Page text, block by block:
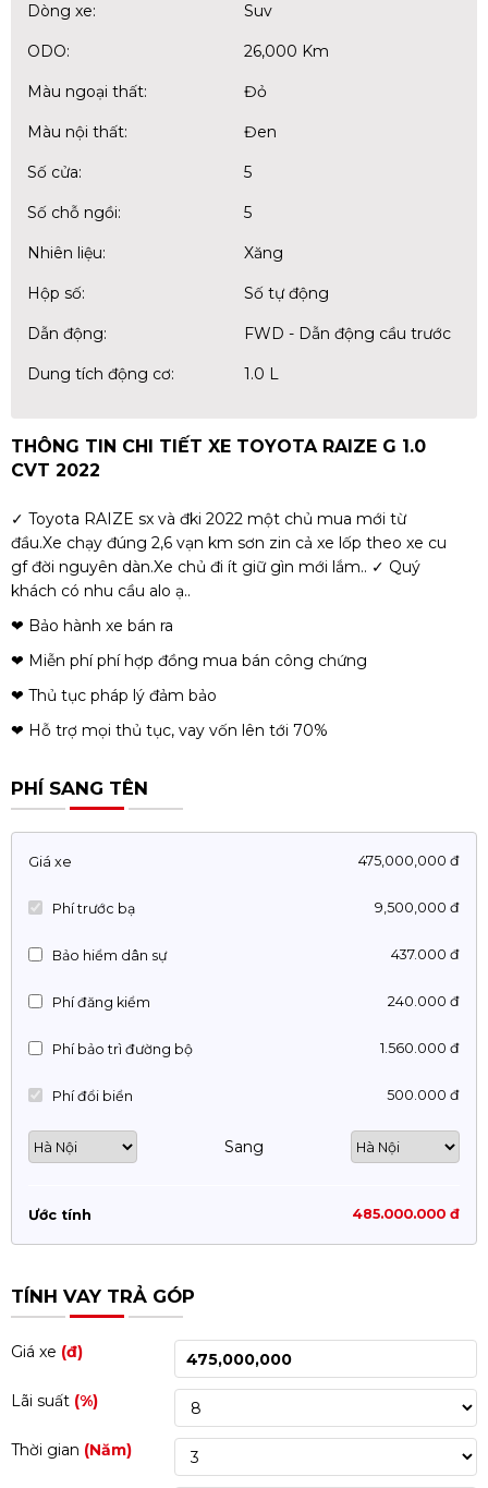
Dòng xe: Suv
ODO: 26,000 Km
Màu ngoại thất: Đỏ
Màu nội thất: Đen
Số cửa: 5
Số chỗ ngồi: 5
Nhiên liệu: Xăng
Hộp số: Số tự động
Dẫn động: FWD - Dẫn động cầu trước
Dung tích động cơ: 1.0 L
THÔNG TIN CHI TIẾT XE TOYOTA RAIZE G 1.0
CVT 2022
✓ Toyota RAIZE sx và đki 2022 một chủ mua mới từ
đầu.Xe chạy đúng 2,6 vạn km sơn zin cả xe lốp theo xe cu
gf đời nguyên dàn.Xe chủ đi ít giữ gìn mới lắm.. ✓ Quý
khách có nhu cầu alo ạ..
❤ Bảo hành xe bán ra
❤ Miễn phí phí hợp đồng mua bán công chứng
❤ Thủ tục pháp lý đảm bảo
❤ Hỗ trợ mọi thủ tục, vay vốn lên tới 70%
PHÍ SANG TÊN
Giá xe 475,000,000 đ
Phí trước bạ 9,500,000 đ
Bảo hiểm dân sự 437.000 đ
Phí đăng kiểm 240.000 đ
Phí bảo trì đường bộ 1.560.000 đ
Phí đổi biển 500.000 đ
Sang
Ước tính 485.000.000 đ
TÍNH VAY TRẢ GÓP
Giá xe (đ)
Lãi suất (%)
Thời gian (Năm)